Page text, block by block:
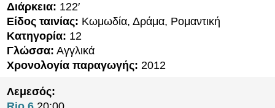
Διάρκεια: 122′
Είδος ταινίας: Κωμωδία, Δράμα, Ρομαντική
Κατηγορία: 12
Γλώσσα: Αγγλικά
Χρονολογία παραγωγής: 2012
Λεμεσός: